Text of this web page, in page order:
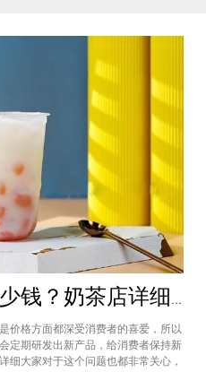
全味时间加盟费多少钱？奶茶店详细费用分析就在这！
价格方面都深受消费者的喜爱，所以
定期研发出新产品，给消费者保持新
细大家对于这个问题也都非常关心，